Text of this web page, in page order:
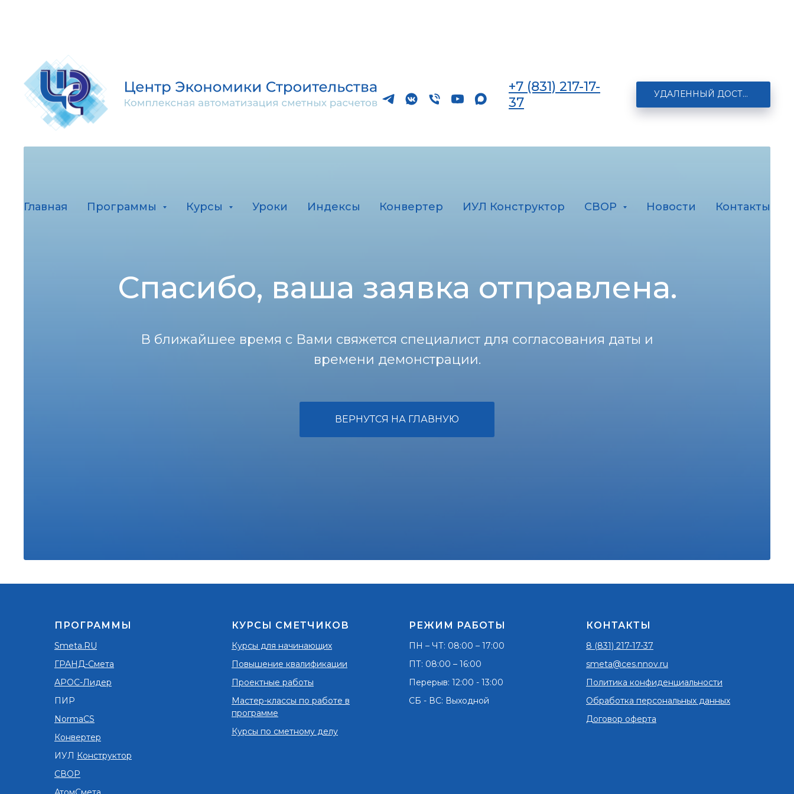
+7 (831) 217-17-
37
УДАЛЕННЫЙ ДОСТУП
Главная Программы Курсы Уроки Индексы Конвертер ИУЛ Конструктор СВОР Новости Контакты
Спасибо, ваша заявка отправлена.
В ближайшее время с Вами свяжется специалист для согласования даты и
времени демонстрации.
ВЕРНУТСЯ НА ГЛАВНУЮ
ПРОГРАММЫ
Smeta.RU
ГРАНД-Смета
АРОС-Лидер
ПИР
NormaCS
Конвертер
ИУЛ Конструктор
СВОР
КУРСЫ СМЕТЧИКОВ
Курсы для начинающих
Повышение квалификации
Проектные работы
Мастер-классы по работе в
программе
Курсы по сметному делу
РЕЖИМ РАБОТЫ
ПН – ЧТ: 08:00 – 17:00
ПТ: 08:00 – 16:00
Перерыв: 12:00 - 13:00
СБ - ВС: Выходной
КОНТАКТЫ
8 (831) 217-17-37
smeta@ces.nnov.ru
Политика конфиденциальности
Обработка персональных данных
Договор оферта